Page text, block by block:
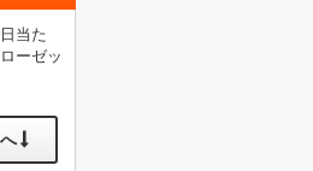
当た
ーゼッ